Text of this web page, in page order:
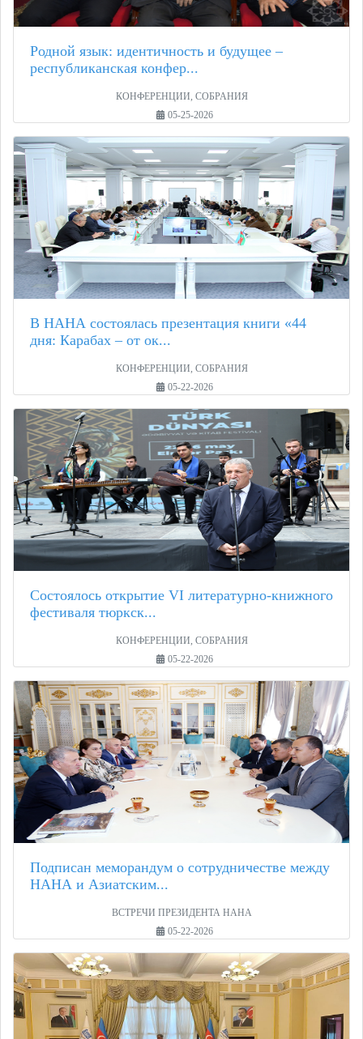
Родной язык: идентичность и будущее –
республиканская конфер...
КОНФЕРЕНЦИИ, СОБРАНИЯ
05-25-2026
В НАНА состоялась презентация книги «44
дня: Карабах – от ок...
КОНФЕРЕНЦИИ, СОБРАНИЯ
05-22-2026
Состоялось открытие VI литературно-книжного
фестиваля тюркск...
КОНФЕРЕНЦИИ, СОБРАНИЯ
05-22-2026
Подписан меморандум о сотрудничестве между
НАНА и Азиатским...
ВСТРЕЧИ ПРЕЗИДЕНТА НАНА
05-22-2026